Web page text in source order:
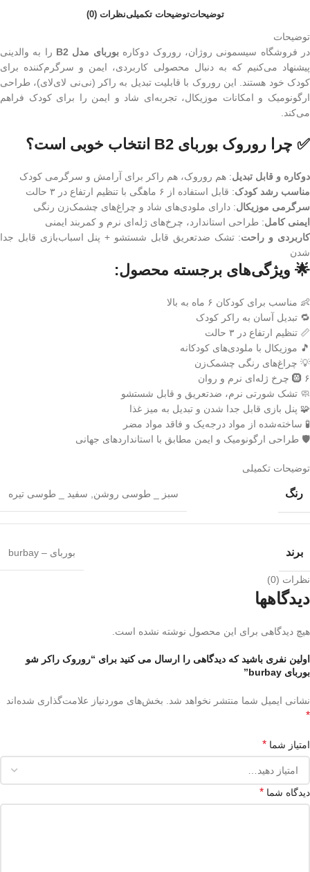
توضیحاتتوضیحات تکمیلینظرات (0)
توضیحات
در فروشگاه سیسمونی روژان، روروک دوکارهبوربای مدل B2
را به والدینی
پیشنهاد می‌کنیم که به دنبال محصولی کاربردی، ایمن و سرگرم‌کننده برای
کودک خود هستند. این روروک با قابلیت تبدیل به راکر (نی‌نی لای‌لای)، طراحی
ارگونومیک و امکانات موزیکال، تجربه‌ای شاد و ایمن را برای کودک فراهم
می‌کند.
✅ چرا روروک بوربای B2 انتخاب خوبی است؟
دوکاره و قابل تبدیل: هم روروک، هم راکر برای آرامش و سرگرمی کودک
مناسب رشد کودک: قابل استفاده از ۶ ماهگی با تنظیم ارتفاع در ۳ حالت
سرگرمی موزیکال: دارای ملودی‌های شاد و چراغ‌های چشمک‌زن رنگی
ایمنی کامل: طراحی استاندارد، چرخ‌های ژله‌ای نرم و کمربند ایمنی
کاربردی و راحت: تشک ضدتعریق قابل شستشو + پنل اسباب‌بازی قابل جدا
شدن
🌟 ویژگی‌های برجسته محصول:
👶 مناسب برای کودکان ۶ ماه به بالا
🔁 تبدیل آسان به راکر کودک
📏 تنظیم ارتفاع در ۳ حالت
🎵 موزیکال با ملودی‌های کودکانه
💡 چراغ‌های رنگی چشمک‌زن
🛞 ۶ چرخ ژله‌ای نرم و روان
🧼 تشک شورتی نرم، ضدتعریق و قابل شستشو
🧩 پنل بازی قابل جدا شدن و تبدیل به میز غذا
🧪 ساخته‌شده از مواد درجه‌یک و فاقد مواد مضر
🛡 طراحی ارگونومیک و ایمن مطابق با استانداردهای جهانی
توضیحات تکمیلی
رنگ سبز _ طوسی روشن, سفید _ طوسی تیره
برند بوربای – burbay
نظرات (0)
دیدگاهها
هیچ دیدگاهی برای این محصول نوشته نشده است.
اولین نفری باشید که دیدگاهی را ارسال می کنید برای “روروک راکر شو
بوربای burbay”
نشانی ایمیل شما منتشر نخواهد شد. بخش‌های موردنیاز علامت‌گذاری شده‌اند
*
امتیاز شما *
دیدگاه شما *